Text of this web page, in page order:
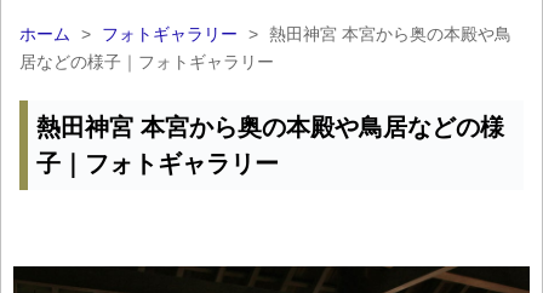
ホーム > フォトギャラリー > 熱田神宮 本宮から奥の本殿や鳥
居などの様子｜フォトギャラリー
熱田神宮 本宮から奥の本殿や鳥居などの様
子｜フォトギャラリー